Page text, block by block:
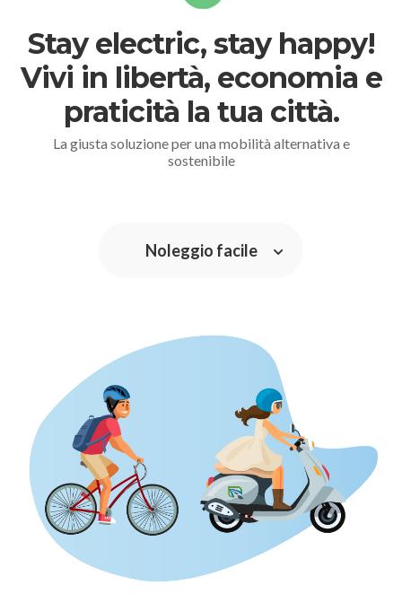
Stay electric, stay happy!
Vivi in libertà, economia e
praticità la tua città.
La giusta soluzione per una mobilità alternativa e
sostenibile
Noleggio facile